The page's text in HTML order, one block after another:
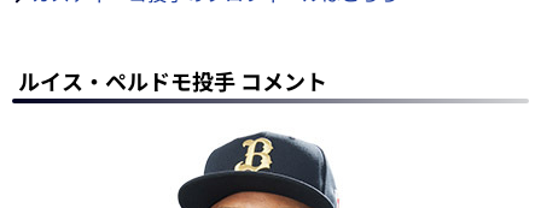
ルイス・ペルドモ投手 コメント